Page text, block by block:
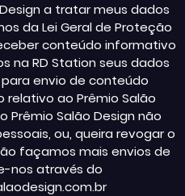
a tratar meus dados
da Lei Geral de Proteção
conteúdo informativo
na RD Station seus dados
envio de conteúdo
ao Prêmio Salão
Prêmio Salão Design não
ou, queira revogar o
façamos mais envios de
nos através do